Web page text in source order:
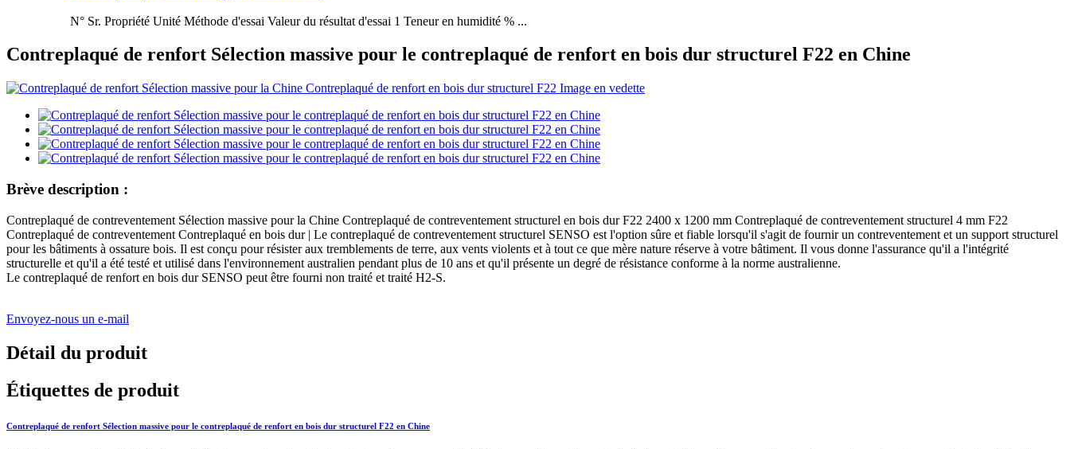
N° Sr. Propriété Unité Méthode d'essai Valeur du résultat d'essai 1 Teneur en humidité % ...
Contreplaqué de renfort Sélection massive pour le contreplaqué de renfort en bois dur structurel F22 en Chine
Brève description :
Contreplaqué de contreventement Sélection massive pour la Chine Contreplaqué de contreventement structurel en bois dur F22 2400 x 1200 mm Contreplaqué de contreventement structurel 4 mm F22
Contreplaqué de contreventement Contreplaqué en bois dur | Le contreplaqué de contreventement structurel SENSO est l'option sûre et fiable lorsqu'il s'agit de fournir un contreventement et un support structurel
pour les bâtiments à ossature bois. Il est conçu pour résister aux tremblements de terre, aux vents violents et à tout ce que mère nature réserve à votre bâtiment. Il vous donne l'assurance qu'il a l'intégrité
structurelle et qu'il a été testé et utilisé dans l'environnement australien pendant plus de 10 ans et qu'il présente un degré de résistance conforme à la norme australienne.
Le contreplaqué de renfort en bois dur SENSO peut être fourni non traité et traité H2-S.
Envoyez-nous un e-mail
Détail du produit
Étiquettes de produit
Contreplaqué de renfort Sélection massive pour le contreplaqué de renfort en bois dur structurel F22 en Chine